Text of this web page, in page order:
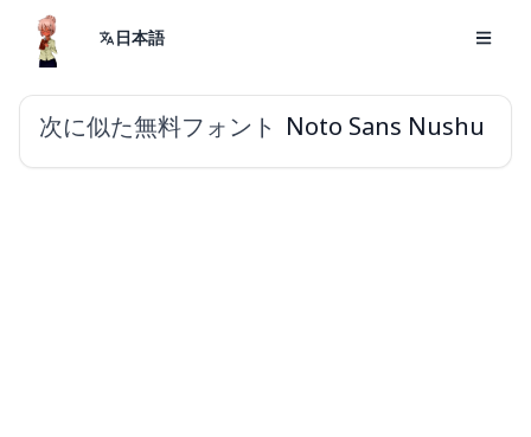
日本語
次に似た無料フォント Noto Sans Nushu